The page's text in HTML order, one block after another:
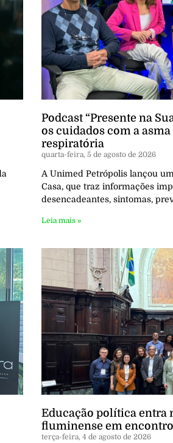
Podcast “Presente na
os cuidados com a
respiratória
quarta-feira, 5 de agosto de 2026
A Unimed Petrópolis lançou
Casa, que traz informações
desencadeantes, sintomas,
Leia mais »
Educação política entra
fluminense em
terça-feira, 4 de agosto de 2026